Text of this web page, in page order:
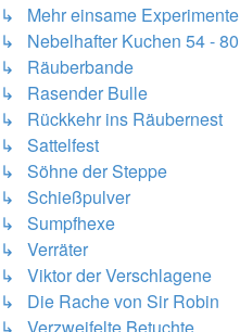
↳ Mehr einsame Experimente
↳ Nebelhafter Kuchen 54 - 80
↳ Räuberbande
↳ Rasender Bulle
↳ Rückkehr ins Räubernest
↳ Sattelfest
↳ Söhne der Steppe
↳ Schießpulver
↳ Sumpfhexe
↳ Verräter
↳ Viktor der Verschlagene
↳ Die Rache von Sir Robin